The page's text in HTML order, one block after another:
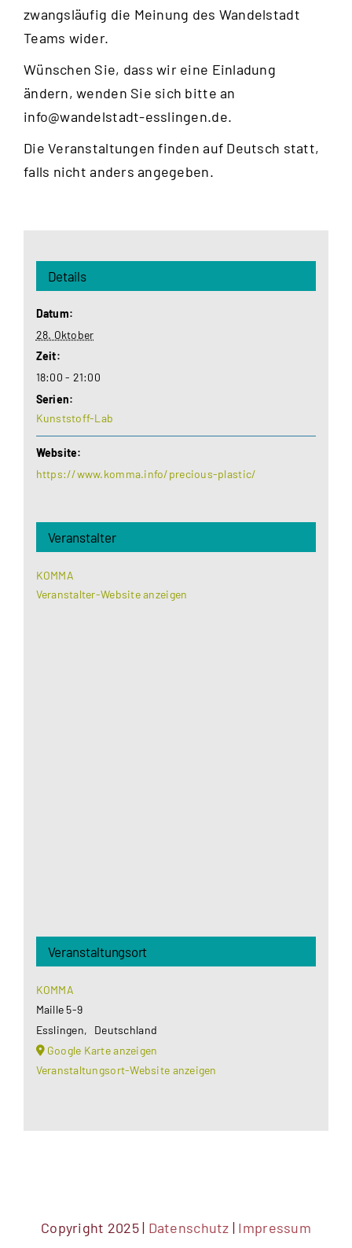
zwangsläufig die Meinung des Wandelstadt
Teams wider.
Wünschen Sie, dass wir eine Einladung
ändern, wenden Sie sich bitte an
info@wandelstadt-esslingen.de.
Die Veranstaltungen finden auf Deutsch statt,
falls nicht anders angegeben.
Details
Datum:
28. Oktober
Zeit:
18:00 - 21:00
Serien:
Kunststoff-Lab
Website:
https://www.komma.info/precious-plastic/
Veranstalter
KOMMA
Veranstalter-Website anzeigen
Veranstaltungsort
KOMMA
Maille 5-9
Esslingen,
Deutschland
Google Karte anzeigen
Veranstaltungsort-Website anzeigen
Copyright 2025 | Datenschutz | Impressum